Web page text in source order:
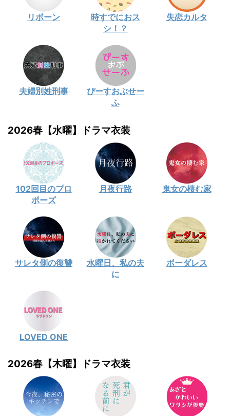
リボーン
時すでにおス
シ！？
失恋カルタ
夫婦別姓刑事
ぴーすおぶせー
ふ
2026春【水曜】ドラマ衣装
102回目のプロ
ポーズ
月夜行路 鬼女の棲む家
サレタ側の復讐
水曜日、私の夫
に
ボーダレス
LOVED ONE
2026春【木曜】ドラマ衣装